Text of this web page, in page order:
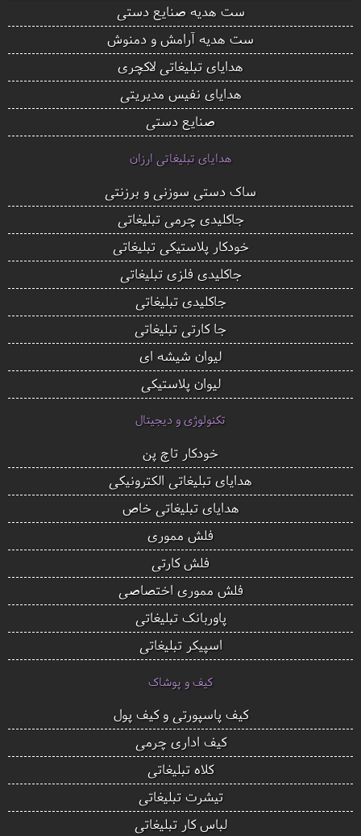
ست هدیه صنایع دستی
ست هدیه آرامش و دمنوش
هدایای تبلیغاتی لاکچری
هدایای نفیس مدیریتی
صنایع دستی
هدایای تبلیغاتی ارزان
ساک دستی سوزنی و برزنتی
جاکلیدی چرمی تبلیغاتی
خودکار پلاستیکی تبلیغاتی
جاکلیدی فلزی تبلیغاتی
جاکلیدی تبلیغاتی
جا کارتی تبلیغاتی
لیوان شیشه ای
لیوان پلاستیکی
تکنولوژی و دیجیتال
خودکار تاچ پن
هدایای تبلیغاتی الکترونیکی
هدایای تبلیغاتی خاص
فلش مموری
فلش کارتی
فلش مموری اختصاصی
پاوربانک تبلیغاتی
اسپیکر تبلیغاتی
کیف و پوشاک
کیف پاسپورتی و کیف پول
کیف اداری چرمی
کلاه تبلیغاتی
تیشرت تبلیغاتی
لباس کار تبلیغاتی